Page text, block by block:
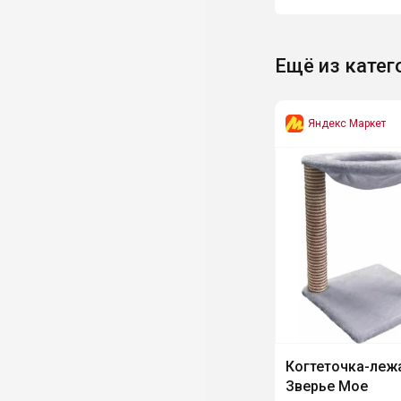
Ещё из
Яндекс Маркет
Когтеточка-
Зверье Мое